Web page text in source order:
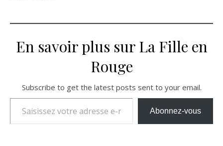
En savoir plus sur La Fille en
Rouge
Subscribe to get the latest posts sent to your email.
Saisissez votre adresse e-mail…
Abonnez-vous